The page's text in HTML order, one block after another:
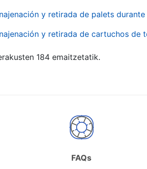
y retirada de palets durante
y retirada de cartuchos de
184 emaitzetatik.
FAQs